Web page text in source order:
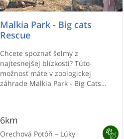
Malkia Park - Big cats
Rescue
Chcete spoznať šelmy z
najtesnejšej blízkosti? Túto
možnosť máte v zoologickej
záhrade Malkia Park - Big Cats
Potôni.
6km
Orechová Potôň – Lúky